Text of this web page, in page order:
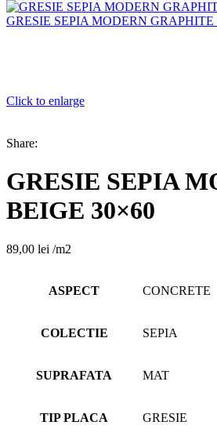
GRESIE SEPIA MODERN GRAPHITE
Click to enlarge
Share:
GRESIE SEPIA
BEIGE 30×60
89,00 lei /m2
ASPECT CONCRETE
COLECTIE SEPIA
SUPRAFATA MAT
TIP PLACA GRESIE